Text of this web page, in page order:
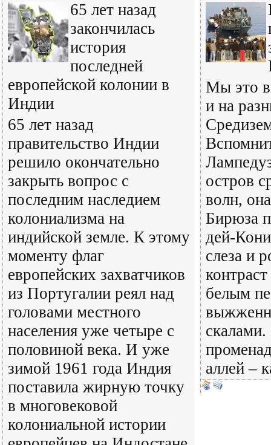
65 лет назад
закончилась
история
последней
европейской колонии в
Индии
65 лет назад
правительство Индии
решило окончательно
закрыть вопрос с
последним наследием
колониализма на
индийской земле. К этому
моменту флаг
европейских захватчиков
из Португалии реял над
головами местного
населения уже четыре с
половиной века. И уже
зимой 1961 года Индия
поставила жирную точку
в многовековой
колониальной истории
Мы это
и на
остров
волн,
Бирюза
дей-
слеза и
белым
скалами.
аллей –